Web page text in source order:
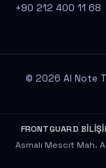
+90 212 400 11 68
© 2026 AI Note
FRONTGUARD
Asmalı Mescit Mah.